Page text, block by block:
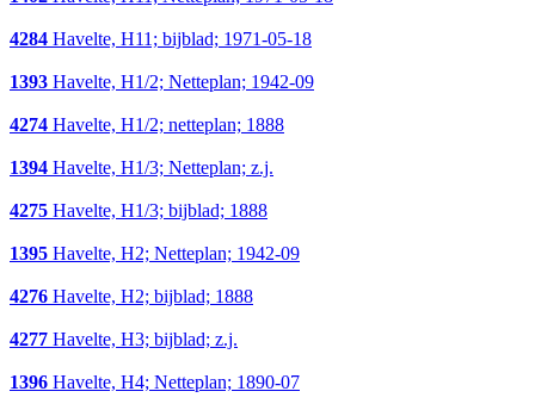
4284 Havelte, H11; bijblad; 1971-05-18
1393 Havelte, H1/2; Netteplan; 1942-09
4274 Havelte, H1/2; netteplan; 1888
1394 Havelte, H1/3; Netteplan; z.j.
4275 Havelte, H1/3; bijblad; 1888
1395 Havelte, H2; Netteplan; 1942-09
4276 Havelte, H2; bijblad; 1888
4277 Havelte, H3; bijblad; z.j.
1396 Havelte, H4; Netteplan; 1890-07